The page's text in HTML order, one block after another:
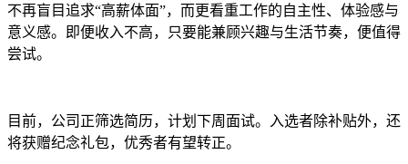
不再盲目追求“高薪体面”，而更看重工作的自主性、体验感与
意义感。即便收入不高，只要能兼顾兴趣与生活节奏，便值得
尝试。
目前，公司正筛选简历，计划下周面试。入选者除补贴外，还
将获赠纪念礼包，优秀者有望转正。